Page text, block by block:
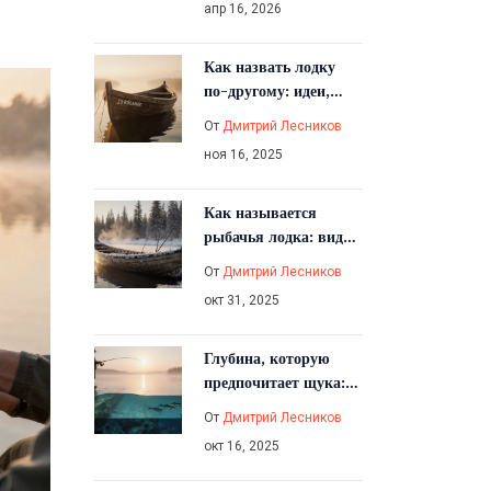
апр 16, 2026
Как назвать лодку
по-другому: идеи,
учесть
От Дмитрий Лесников
ноя 16, 2025
Как называется
рыбачья лодка: виды,
особенности
От Дмитрий Лесников
окт 31, 2025
Глубина, которую
предпочитает щука:
место
От Дмитрий Лесников
окт 16, 2025